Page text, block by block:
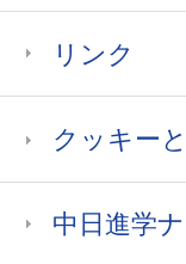
リンク
クッキー
中日進学